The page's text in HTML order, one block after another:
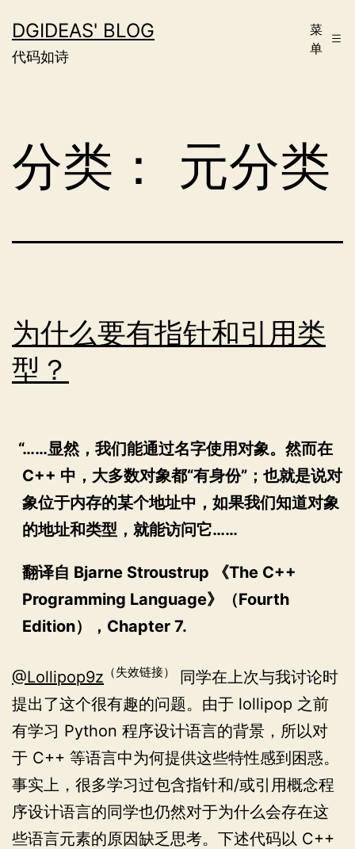
至
内
DGIDEAS' BLOG
代码如诗
菜
单
分类： 元分类
为什么要有指针和引用类
型？
……显然，我们能通过名字使用对象。然而在
C++ 中，大多数对象都“有身份”；也就是说对
象位于内存的某个地址中，如果我们知道对象
的地址和类型，就能访问它……
翻译自 Bjarne Stroustrup 《The C++
Programming Language》（Fourth
Edition），Chapter 7.
@Lollipop9z （失效链接）
同学在上次与我讨论时
提出了这个很有趣的问题。由于 lollipop 之前
有学习 Python 程序设计语言的背景，所以对
于 C++ 等语言中为何提供这些特性感到困惑。
事实上，很多学习过包含指针和/或引用概念程
序设计语言的同学也仍然对于为什么会存在这
些语言元素的原因缺乏思考。下述代码以 C++